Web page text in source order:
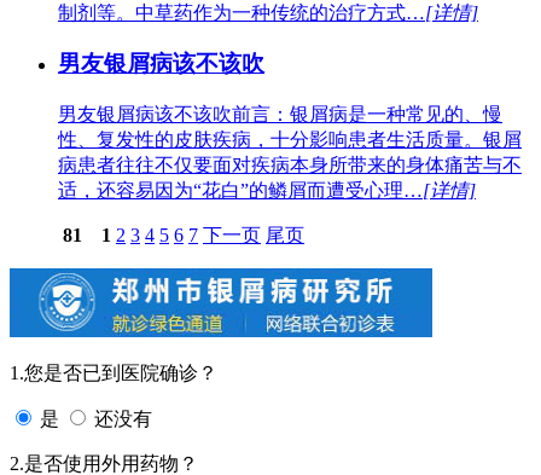
制剂等。中草药作为一种传统的治疗方式…[详情]
男友银屑病该不该吹
男友银屑病该不该吹前言：银屑病是一种常见的、慢
性、复发性的皮肤疾病，十分影响患者生活质量。银屑
病患者往往不仅要面对疾病本身所带来的身体痛苦与不
适，还容易因为“花白”的鳞屑而遭受心理…[详情]
81 1 2 3 4 5 6 7 下一页 尾页
1.您是否已到医院确诊？
是 还没有
2.是否使用外用药物？